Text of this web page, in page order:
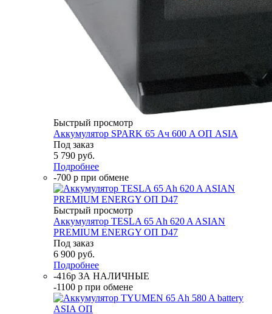
Быстрый просмотр
Аккумулятор SPARK 65 Ач 600 A ОП ASIA
Под заказ
5 790 руб.
Подробнее
-700 р при обмене
Быстрый просмотр
Аккумулятор TESLA 65 Ah 620 A ASIAN
PREMIUM ENERGY ОП D47
Под заказ
6 900 руб.
Подробнее
-416р ЗА НАЛИЧНЫЕ
-1100 р при обмене